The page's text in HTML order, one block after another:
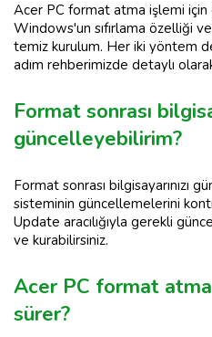
Acer PC format atma işlemi için
Windows'un sıfırlama özelliği
temiz kurulum. Her iki yöntem
adım rehberimizde detaylı olarak
Format sonrası
güncelleyebilirim?
Format sonrası bilgisayarınızı
sisteminin güncellemelerini
Update aracılığıyla gerekli
ve kurabilirsiniz.
Acer PC format
sürer?